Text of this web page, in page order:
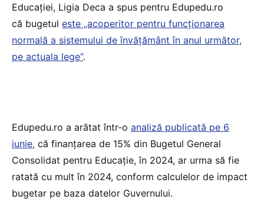
Educației, Ligia Deca a spus pentru Edupedu.ro
că bugetul este „acoperitor pentru funcționarea
normală a sistemului de învățământ în anul următor,
pe actuala lege“.
Edupedu.ro a arătat într-o analiză publicată pe 6
iunie, că finanțarea de 15% din Bugetul General
Consolidat pentru Educație, în 2024, ar urma să fie
ratată cu mult în 2024, conform calculelor de impact
bugetar pe baza datelor Guvernului.